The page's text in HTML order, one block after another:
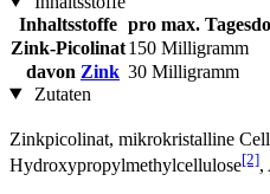
Inhaltsstoffe pro max.
Zink-Picolinat150 Milligramm
davon Zink 30 Milligramm
Zutaten
Zinkpicolinat, mikrokristalline
Hydroxypropylmethylcellulose[2],